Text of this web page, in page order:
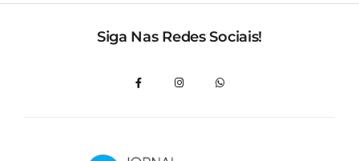
Siga Nas Redes Sociais!